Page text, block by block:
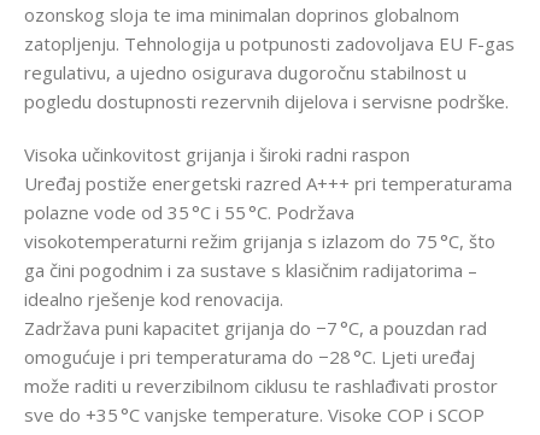
ozonskog sloja te ima minimalan doprinos globalnom
zatopljenju. Tehnologija u potpunosti zadovoljava EU F-gas
regulativu, a ujedno osigurava dugoročnu stabilnost u
pogledu dostupnosti rezervnih dijelova i servisne podrške.
Visoka učinkovitost grijanja i široki radni raspon
Uređaj postiže energetski razred A+++ pri temperaturama
polazne vode od 35 °C i 55 °C. Podržava
visokotemperaturni režim grijanja s izlazom do 75 °C, što
ga čini pogodnim i za sustave s klasičnim radijatorima –
idealno rješenje kod renovacija.
Zadržava puni kapacitet grijanja do −7 °C, a pouzdan rad
omogućuje i pri temperaturama do −28 °C. Ljeti uređaj
može raditi u reverzibilnom ciklusu te rashlađivati prostor
sve do +35 °C vanjske temperature. Visoke COP i SCOP